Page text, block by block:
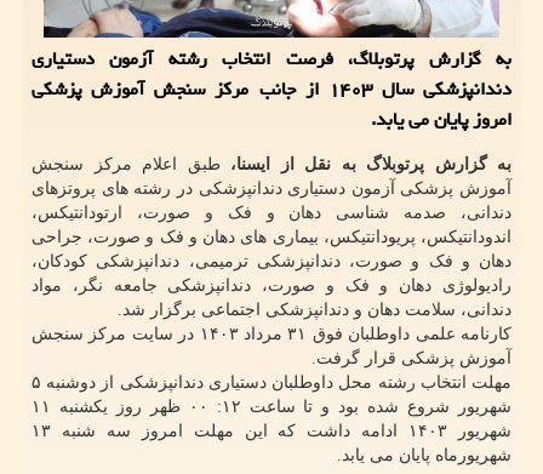
به گزارش پرتوبلاگ، فرصت انتخاب رشته آزمون دستیاری
دندانپزشکی سال ۱۴۰۳ از جانب مرکز سنجش آموزش پزشکی
امروز پایان می یابد.
به گزارش پرتوبلاگ به نقل از ایسنا،طبق اعلام مرکز سنجش
آموزش پزشکی آزمون دستیاری دندانپزشکی در رشته های پروتزهای
دندانی، صدمه شناسی دهان و فک و صورت، ارتودانتیکس،
اندودانتیکس، پریودانتیکس، بیماری های دهان و فک و صورت، جراحی
دهان و فک و صورت، دندانپزشکی ترمیمی، دندانپزشکی کودکان،
رادیولوژی دهان و فک و صورت، دندانپزشکی جامعه نگر، مواد
دندانی، سلامت دهان و دندانپزشکی اجتماعی برگزار شد.
کارنامه علمی داوطلبان فوق ۳۱ مرداد ۱۴۰۳ در سایت مرکز سنجش
آموزش پزشکی قرار گرفت.
مهلت انتخاب رشته محل داوطلبان دستیاری دندانپزشکی از دوشنبه ۵
شهریور شروع شده بود و تا ساعت ۱۲: ۰۰ ظهر روز یکشنبه ۱۱
شهریور ۱۴۰۳ ادامه داشت که این مهلت امروز سه شنبه ۱۳
شهریورماه پایان می یابد.